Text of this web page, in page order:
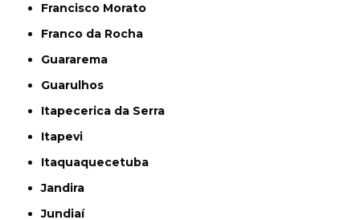
Francisco Morato
Franco da Rocha
Guararema
Guarulhos
Itapecerica da Serra
Itapevi
Itaquaquecetuba
Jandira
Jundiaí